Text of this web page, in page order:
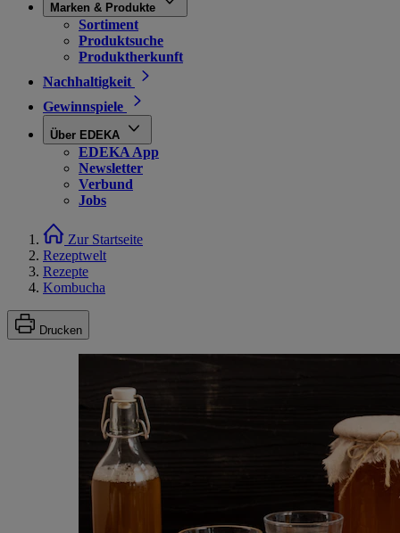
Marken & Produkte
Sortiment
Produktsuche
Produktherkunft
Nachhaltigkeit
Gewinnspiele
Über EDEKA
EDEKA App
Newsletter
Verbund
Jobs
Zur Startseite
Rezeptwelt
Rezepte
Kombucha
Drucken